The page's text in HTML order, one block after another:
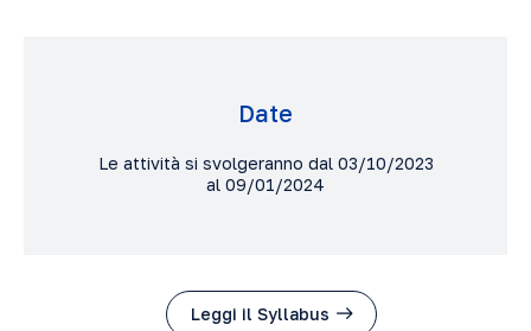
Date
Le attività si svolgeranno dal 03/10/2023
al 09/01/2024
Leggi il Syllabus